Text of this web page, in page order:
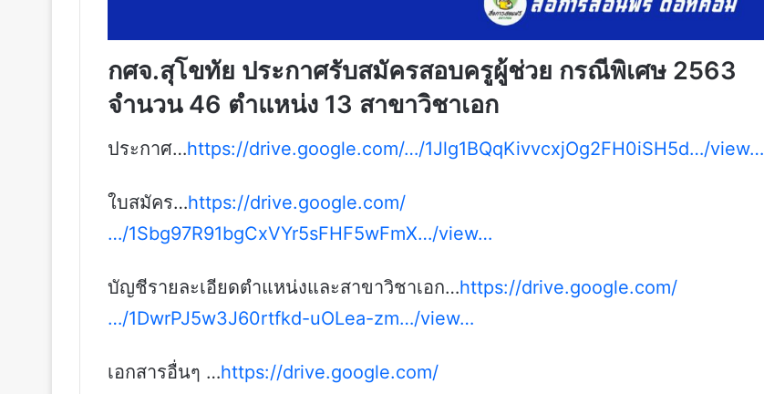
กศจ.สุโขทัย ประกาศรับสมัครสอบครูผู้ช่วย กรณีพิเศษ 2563
จำนวน 46 ตำแหน่ง 13 สาขาวิชาเอก
ประกาศ…https://drive.google.com/…/1Jlg1BQqKivvcxjOg2FH0iSH5d…/view…
ใบสมัคร…https://drive.google.com/
…/1Sbg97R91bgCxVYr5sFHF5wFmX…/view…
บัญชีรายละเอียดตำแหน่งและสาขาวิชาเอก…https://drive.google.com/
…/1DwrPJ5w3J60rtfkd-uOLea-zm…/view…
เอกสารอื่นๆ …https://drive.google.com/